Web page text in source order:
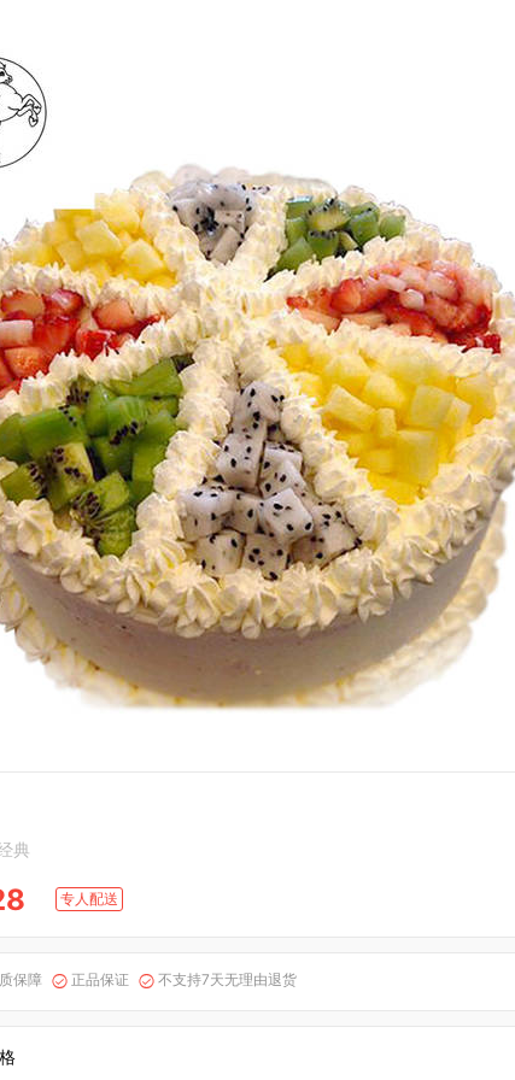
典
专人配送
保障  正品保证  不支持7天无理由退货